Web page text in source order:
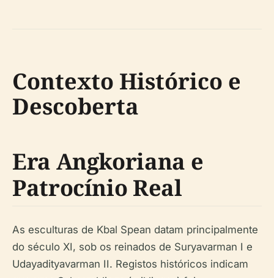
Contexto Histórico e
Descoberta
Era Angkoriana e
Patrocínio Real
As esculturas de Kbal Spean datam principalmente
do século XI, sob os reinados de Suryavarman I e
Udayadityavarman II. Registos históricos indicam